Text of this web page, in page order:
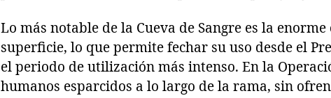
Lo más notable de la Cueva de Sangre es la
superficie, lo que permite fechar su uso desde el
el periodo de utilización más intenso. En la
humanos esparcidos a lo largo de la rama, sin